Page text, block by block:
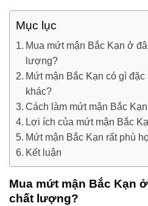
Mục lục
Mua mứt mận Bắc Kạn ở
lượng?
Mứt mận Bắc Kạn có gì
khác?
Cách làm mứt mận Bắc
Lợi ích của mứt mận Bắc
Mứt mận Bắc Kạn rất phù
Kết luận
Mua mứt mận Bắc Kạn
chất lượng?